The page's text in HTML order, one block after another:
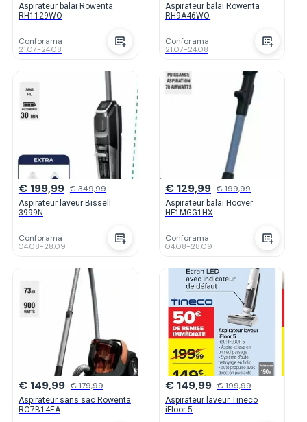
Aspirateur balai Rowenta
RH1129WO
Conforama
21.07-24.08
Aspirateur balai Rowenta
RH9A46WO
Conforama
21.07-24.08
€ 199,99 € 349,99
Aspirateur laveur Bissell
3999N
Conforama
04.08-28.09
€ 129,99 € 199,99
Aspirateur balai Hoover
HF1MGG1HX
Conforama
04.08-28.09
€ 149,99 € 179,99
Aspirateur sans sac Rowenta
RO7B14EA
€ 149,99 € 199,99
Aspirateur laveur Tineco
iFloor 5